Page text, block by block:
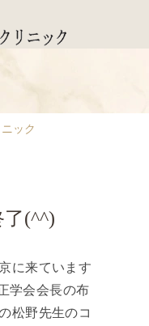
ック
(^^)
に来ています
学会会長の布
松野先生のコ